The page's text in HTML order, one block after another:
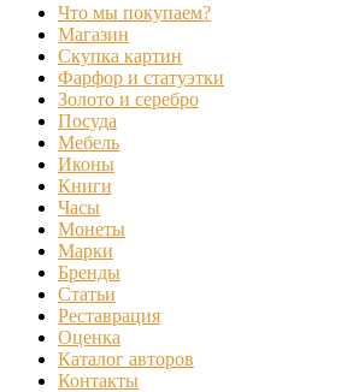
Что мы покупаем?
Магазин
Скупка картин
Фарфор и статуэтки
Золото и серебро
Посуда
Мебель
Иконы
Книги
Часы
Монеты
Марки
Бренды
Статьи
Реставрация
Оценка
Каталог авторов
Контакты